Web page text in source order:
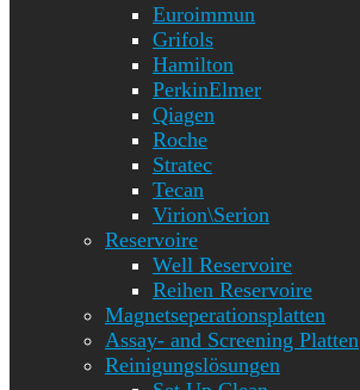
Euroimmun
Grifols
Hamilton
PerkinElmer
Qiagen
Roche
Stratec
Tecan
Virion\Serion
Reservoire
Well Reservoire
Reihen Reservoire
Magnetseperationsplatten
Assay- and Screening Platten
Reinigungslösungen